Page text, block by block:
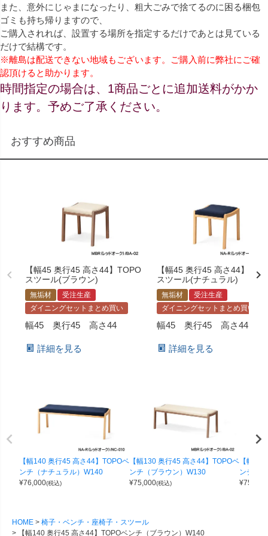
また、意外にじゃまになったり、粗大ごみで捨てるのに困る梱包
ゴミも持ち帰りますので、
ご購入されれば、設置する場所を指定するだけであとは見ている
だけで結構です。
※離島は配送できない地域もございます。ご購入前に弊社にご確
認頂けると助かります。
時間指定の場合は、1商品ごとに追加送料がかか
ります。予めご了承ください。
おすすめ商品
【幅45 奥行45 高さ44】TOPO
スツール(ブラウン)
無垢材
受注生産
ダイニングセットまとめ買い
幅45 奥行45 高さ44
詳細を見る
【幅45 奥行45 高さ44】
スツール(ナチュラル)
無垢材
受注生産
ダイニングセットまとめ買い
幅45 奥行45 高さ44
詳細を見る
【幅140 奥行45 高さ44】TOPOベ
ンチ（ナチュラル）W140
¥76,000(税込)
【幅130 奥行45 高さ44】TOPOベ
ンチ（ブラウン）W130
¥75,000(税込)
【幅
ンチ（
¥75,000
HOME
椅子・ベンチ・座椅子・スツール
【幅140 奥行45 高さ44】TOPOベンチ（ブラウン）W140